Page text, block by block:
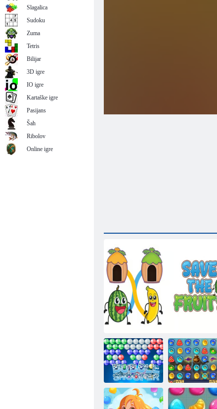
Slagalica
Sudoku
Zuma
Tetris
Bilijar
3D igre
IO igre
Kartaške igre
Pasijans
Šah
Ribolov
Online igre